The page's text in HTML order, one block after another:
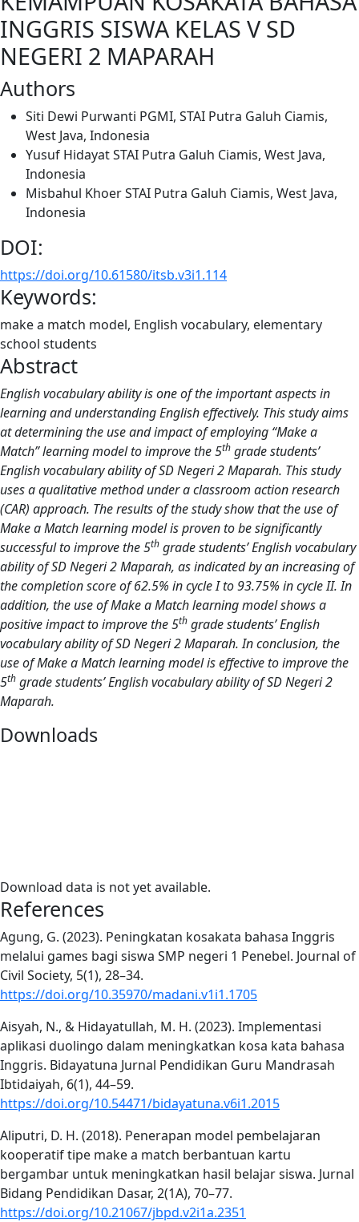
INGGRIS SISWA KELAS V SD
NEGERI 2 MAPARAH
Authors
Siti Dewi Purwanti PGMI, STAI Putra Galuh Ciamis,
West Java, Indonesia
Yusuf HidayatSTAI Putra Galuh Ciamis, West Java,
Indonesia
Misbahul KhoerSTAI Putra Galuh Ciamis, West Java,
Indonesia
DOI:
https://doi.org/10.61580/itsb.v3i1.114
Keywords:
make a match model, English vocabulary, elementary
school students
Abstract
English vocabulary ability is one of the important aspects in
learning and understanding English effectively. This study aims
at determining the use and impact of employing “Make a
Match” learning model to improve the 5th grade students’
English vocabulary ability of SD Negeri 2 Maparah. This study
uses a qualitative method under a classroom action research
(CAR) approach. The results of the study show that the use of
Make a Match learning model is proven to be significantly
successful to improve the 5th grade students’ English vocabulary
ability of SD Negeri 2 Maparah, as indicated by an increasing of
the completion score of 62.5% in cycle I to 93.75% in cycle II. In
addition, the use of Make a Match learning model shows a
positive impact to improve the 5th grade students’ English
vocabulary ability of SD Negeri 2 Maparah. In conclusion, the
use of Make a Match learning model is effective to improve the
5th grade students’ English vocabulary ability of SD Negeri 2
Maparah.
Downloads
Download data is not yet available.
References
Agung, G. (2023). Peningkatan kosakata bahasa Inggris
melalui games bagi siswa SMP negeri 1 Penebel. Journal of
Civil Society, 5(1), 28–34.
https://doi.org/10.35970/madani.v1i1.1705
Aisyah, N., & Hidayatullah, M. H. (2023). Implementasi
aplikasi duolingo dalam meningkatkan kosa kata bahasa
Inggris. Bidayatuna Jurnal Pendidikan Guru Mandrasah
Ibtidaiyah, 6(1), 44–59.
https://doi.org/10.54471/bidayatuna.v6i1.2015
Aliputri, D. H. (2018). Penerapan model pembelajaran
kooperatif tipe make a match berbantuan kartu
bergambar untuk meningkatkan hasil belajar siswa. Jurnal
Bidang Pendidikan Dasar, 2(1A), 70–77.
https://doi.org/10.21067/jbpd.v2i1a.2351